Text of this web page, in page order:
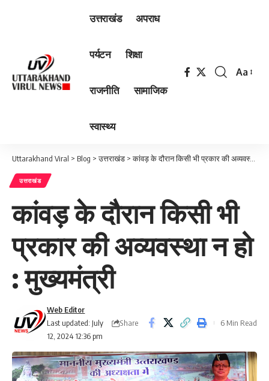
उत्तराखंड अपराध
पर्यटन शिक्षा
राजनीति सामाजिक
स्वास्थ्य
Font
Aa
Uttarakhand Viral > Blog >उत्तराखंड >कांवड़ के दौरान किसी भी प्रकार की अव्यवस्था न हो : मुख्यमंत्री
उत्तराखंड
कांवड़ के दौरान किसी भी
प्रकार की अव्यवस्था न हो
: मुख्यमंत्री
Last updated: July
12, 2024 12:36 pm
Web Editor
Share
6 Min Read